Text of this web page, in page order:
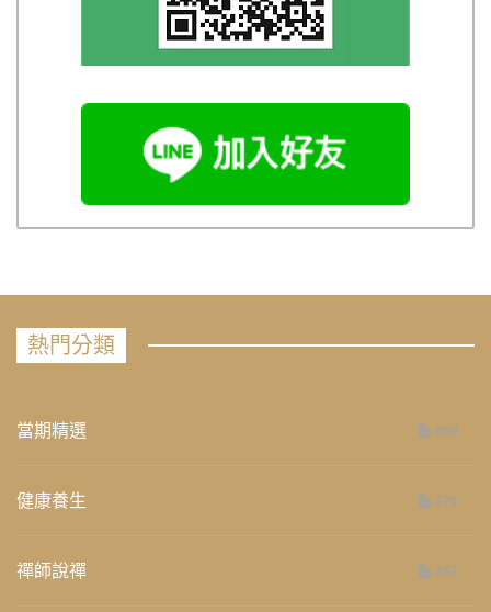
熱門分類
當期精選 658
健康養生 276
禪師說禪 267